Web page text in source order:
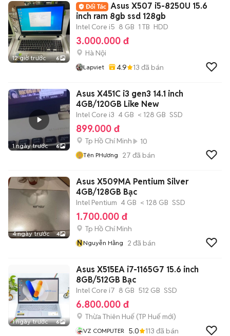
12 giờ trước 6
Asus X507 i5-8250U 15.6
inch ram 8gb ssd 128gb
Intel Core i5 8 GB 1 TB HDD
3.000.000 đ
Hà Nội
Lapviet 4.9 13 đã bán
1 ngày trước 6
Asus X451C i3 gen3 14.1 inch
4GB/120GB Like New
Intel Core i3 4 GB < 128 GB SSD
899.000 đ
Tp Hồ Chí Minh 10
Tên PHương 27 đã bán
4 ngày trước 4
Asus X509MA Pentium Silver
4GB/128GB Bạc
Intel Pentium 4 GB < 128 GB SSD
1.700.000 đ
Tp Hồ Chí Minh
NNguyễn Hằng 2 đã bán
1 ngày trước 6
Asus X515EA i7-1165G7 15.6 inch
8GB/512GB Bạc
Intel Core i7 8 GB 512 GB SSD
6.800.000 đ
Thừa Thiên Huế (TP Huế mới)
VZ COMPUTER 5.0 113 đã bán